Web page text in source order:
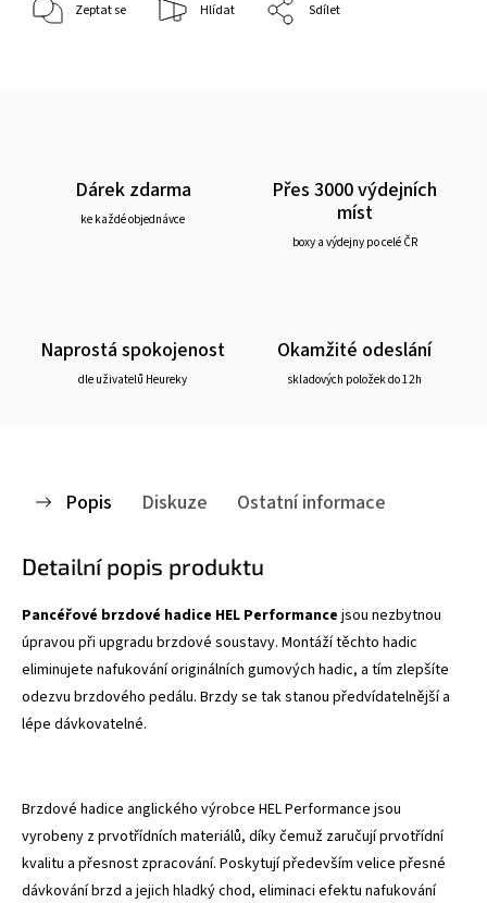
Zeptat se Hlídat Sdílet
Dárek zdarma
ke každé objednávce
Přes 3000 výdejních
míst
boxy a výdejny po celé ČR
Naprostá spokojenost
dle uživatelů Heureky
Okamžité odeslání
skladových položek do 12h
Popis Diskuze Ostatní informace
Detailní popis produktu
Pancéřové brzdové hadice HEL Performance jsou nezbytnou
úpravou při upgradu brzdové soustavy. Montáží těchto hadic
eliminujete nafukování originálních gumových hadic, a tím zlepšíte
odezvu brzdového pedálu. Brzdy se tak stanou předvídatelnější a
lépe dávkovatelné.
Brzdové hadice anglického výrobce HEL Performance jsou
vyrobeny z prvotřídních materiálů, díky čemuž zaručují prvotřídní
kvalitu a přesnost zpracování. Poskytují především velice přesné
dávkování brzd a jejich hladký chod, eliminaci efektu nafukování